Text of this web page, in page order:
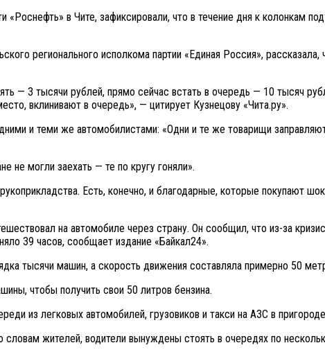
в Чите, зафиксировали, что в течение дня к колонкам
регионального исполкома партии «Единая Россия»,
— 3 тысячи рублей, прямо сейчас встать в очередь — 10 тысяч
вклинивают в очередь», — цитирует Кузнецову «Чита.ру».
и теми же автомобилистами: «Одни и те же товарищи
не могли заехать — те по кругу гоняли».
Есть, конечно, и благодарные, которые покупают
на автомобиле через страну. Он сообщил, что из-за
39 часов, сообщает издание «Байкал24».
тысячи машин, а скорость движения составляла примерно 50
чтобы получить свои 50 литров бензина.
из легковых автомобилей, грузовиков и такси на АЗС в
жителей, водители вынуждены стоять в очередях по